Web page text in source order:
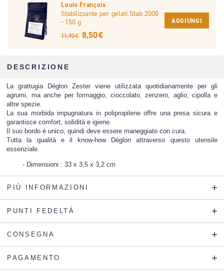
Louis François
Stabilizzante per gelati Stab 2000
- 150 g
11,90 € 8,50 €
AGGIUNGI
DESCRIZIONE
La grattugia Déglon Zester viene utilizzata quotidianamente per gli
agrumi, ma anche per formaggio, cioccolato, zenzero, aglio, cipolla e
altre spezie.
La sua morbida impugnatura in polipropilene offre una presa sicura e
garantisce comfort, solidità e igiene.
Il suo bordo è unico, quindi deve essere maneggiato con cura.
Tutta la qualità e il know-how Déglon attraverso questo utensile
essenziale.
Dimensioni : 33 x 3,5 x 3,2 cm
PIÙ INFORMAZIONI
PUNTI FEDELTÀ
CONSEGNA
PAGAMENTO